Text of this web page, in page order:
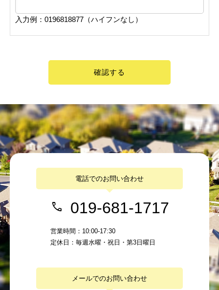
入力例：0196818877（ハイフンなし）
確認する
電話でのお問い合わせ
019-681-1717
営業時間：10:00-17:30
定休日：毎週水曜・祝日・第3日曜日
メールでのお問い合わせ